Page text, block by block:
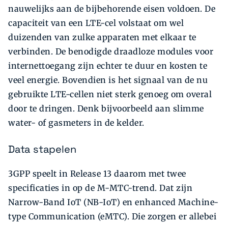
nauwelijks aan de bijbehorende eisen voldoen. De
capaciteit van een LTE-cel volstaat om wel
duizenden van zulke apparaten met elkaar te
verbinden. De benodigde draadloze modules voor
internettoegang zijn echter te duur en kosten te
veel energie. Bovendien is het signaal van de nu
gebruikte LTE-cellen niet sterk genoeg om overal
door te dringen. Denk bijvoorbeeld aan slimme
water- of gasmeters in de kelder.
Data stapelen
3GPP speelt in Release 13 daarom met twee
specificaties in op de M-MTC-trend. Dat zijn
Narrow-Band IoT (NB-IoT) en enhanced Machine-
type Communication (eMTC). Die zorgen er allebei